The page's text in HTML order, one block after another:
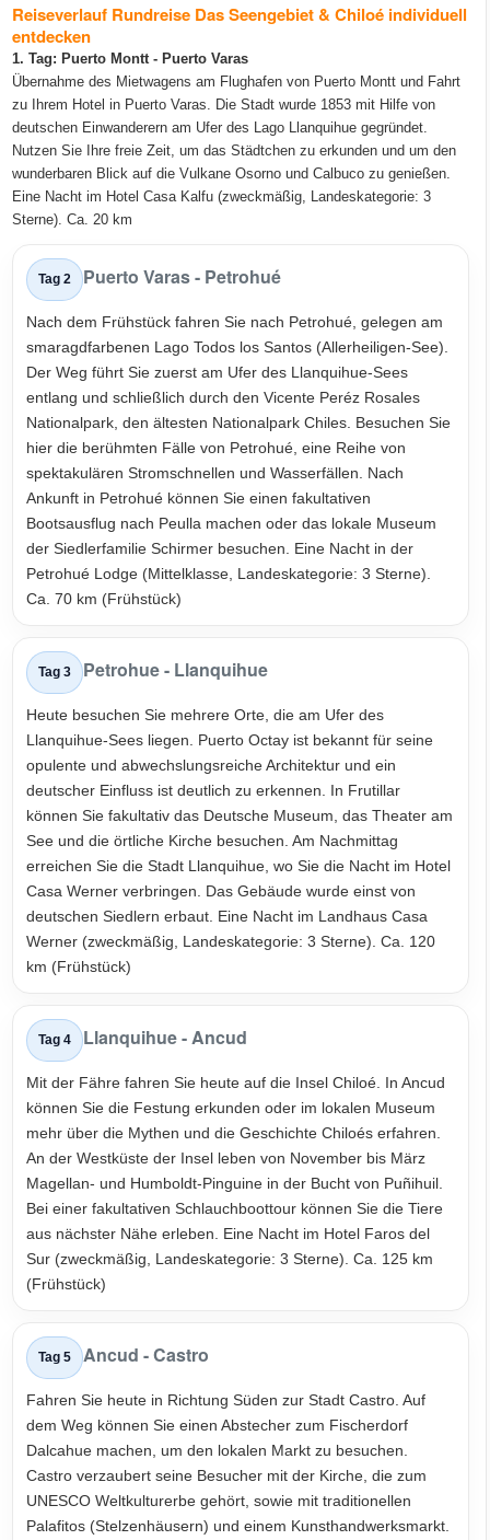
Reiseverlauf Rundreise Das Seengebiet & Chiloé individuell
entdecken
1. Tag: Puerto Montt - Puerto Varas
Übernahme des Mietwagens am Flughafen von Puerto Montt und Fahrt
zu Ihrem Hotel in Puerto Varas. Die Stadt wurde 1853 mit Hilfe von
deutschen Einwanderern am Ufer des Lago Llanquihue gegründet.
Nutzen Sie Ihre freie Zeit, um das Städtchen zu erkunden und um den
wunderbaren Blick auf die Vulkane Osorno und Calbuco zu genießen.
Eine Nacht im Hotel Casa Kalfu (zweckmäßig, Landeskategorie: 3
Sterne). Ca. 20 km
Tag 2 Puerto Varas - Petrohué
Nach dem Frühstück fahren Sie nach Petrohué, gelegen am
smaragdfarbenen Lago Todos los Santos (Allerheiligen-See).
Der Weg führt Sie zuerst am Ufer des Llanquihue-Sees
entlang und schließlich durch den Vicente Peréz Rosales
Nationalpark, den ältesten Nationalpark Chiles. Besuchen Sie
hier die berühmten Fälle von Petrohué, eine Reihe von
spektakulären Stromschnellen und Wasserfällen. Nach
Ankunft in Petrohué können Sie einen fakultativen
Bootsausflug nach Peulla machen oder das lokale Museum
der Siedlerfamilie Schirmer besuchen. Eine Nacht in der
Petrohué Lodge (Mittelklasse, Landeskategorie: 3 Sterne).
Ca. 70 km (Frühstück)
Tag 3 Petrohue - Llanquihue
Heute besuchen Sie mehrere Orte, die am Ufer des
Llanquihue-Sees liegen. Puerto Octay ist bekannt für seine
opulente und abwechslungsreiche Architektur und ein
deutscher Einfluss ist deutlich zu erkennen. In Frutillar
können Sie fakultativ das Deutsche Museum, das Theater am
See und die örtliche Kirche besuchen. Am Nachmittag
erreichen Sie die Stadt Llanquihue, wo Sie die Nacht im Hotel
Casa Werner verbringen. Das Gebäude wurde einst von
deutschen Siedlern erbaut. Eine Nacht im Landhaus Casa
Werner (zweckmäßig, Landeskategorie: 3 Sterne). Ca. 120
km (Frühstück)
Tag 4 Llanquihue - Ancud
Mit der Fähre fahren Sie heute auf die Insel Chiloé. In Ancud
können Sie die Festung erkunden oder im lokalen Museum
mehr über die Mythen und die Geschichte Chiloés erfahren.
An der Westküste der Insel leben von November bis März
Magellan- und Humboldt-Pinguine in der Bucht von Puñihuil.
Bei einer fakultativen Schlauchboottour können Sie die Tiere
aus nächster Nähe erleben. Eine Nacht im Hotel Faros del
Sur (zweckmäßig, Landeskategorie: 3 Sterne). Ca. 125 km
(Frühstück)
Tag 5 Ancud - Castro
Fahren Sie heute in Richtung Süden zur Stadt Castro. Auf
dem Weg können Sie einen Abstecher zum Fischerdorf
Dalcahue machen, um den lokalen Markt zu besuchen.
Castro verzaubert seine Besucher mit der Kirche, die zum
UNESCO Weltkulturerbe gehört, sowie mit traditionellen
Palafitos (Stelzenhäusern) und einem Kunsthandwerksmarkt.